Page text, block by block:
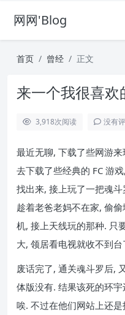
网网'Blog
首页 曾经 正文
来一个我很喜欢
3,918次阅读 没有
最近无聊, 下载了些网游
去下载了些经典的 FC 游
找出来, 接上玩了一把魂
趁着老爸老妈不在家, 偷
机, 接上天线玩的那种. 只
大, 领居看电视就收不到
废话完了, 通关魂斗罗后,
体版没有. 结果该死的环
唉. 不过在他们网站上还